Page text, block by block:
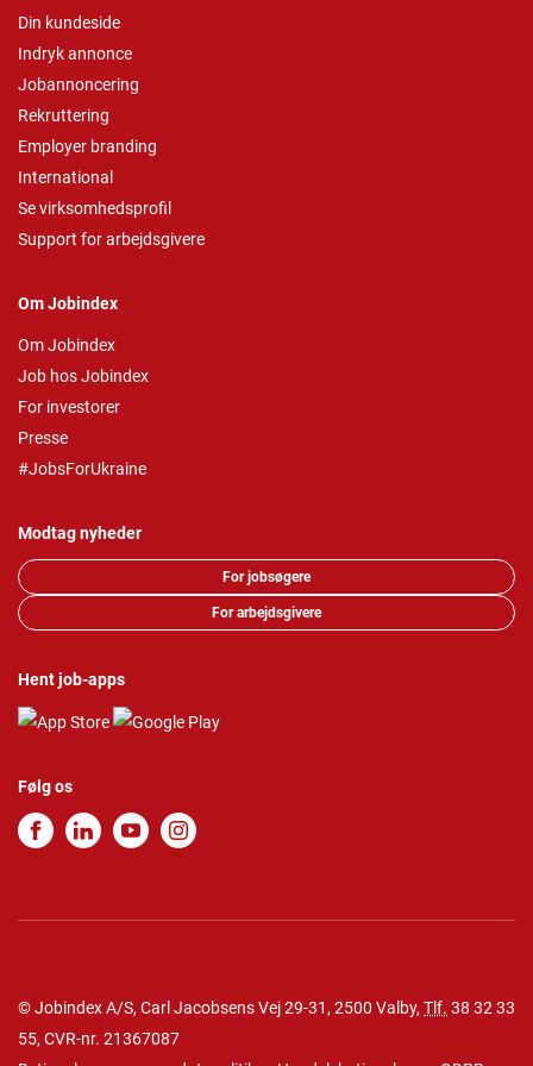
Din kundeside
Indryk annonce
Jobannoncering
Rekruttering
Employer branding
International
Se virksomhedsprofil
Support for arbejdsgivere
Om Jobindex
Om Jobindex
Job hos Jobindex
For investorer
Presse
#JobsForUkraine
Modtag nyheder
For jobsøgere
For arbejdsgivere
Hent job-apps
Følg os
© Jobindex A/S, Carl Jacobsens Vej 29-31, 2500 Valby, Tlf. 38 32 33
55, CVR-nr. 21367087